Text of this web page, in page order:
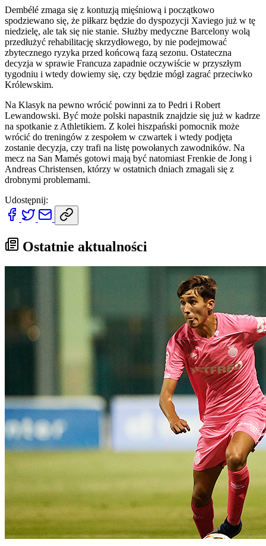
Dembélé zmaga się z kontuzją mięśniową i początkowo
spodziewano się, że piłkarz będzie do dyspozycji Xaviego już w tę
niedzielę, ale tak się nie stanie. Służby medyczne Barcelony wolą
przedłużyć rehabilitację skrzydłowego, by nie podejmować
zbytecznego ryzyka przed końcową fazą sezonu. Ostateczna
decyzja w sprawie Francuza zapadnie oczywiście w przyszłym
tygodniu i wtedy dowiemy się, czy będzie mógł zagrać przeciwko
Królewskim.
Na Klasyk na pewno wrócić powinni za to Pedri i Robert
Lewandowski. Być może polski napastnik znajdzie się już w kadrze
na spotkanie z Athletikiem. Z kolei hiszpański pomocnik może
wrócić do treningów z zespołem w czwartek i wtedy podjęta
zostanie decyzja, czy trafi na listę powołanych zawodników. Na
mecz na San Mamés gotowi mają być natomiast Frenkie de Jong i
Andreas Christensen, którzy w ostatnich dniach zmagali się z
drobnymi problemami.
Udostępnij:
Ostatnie aktualności